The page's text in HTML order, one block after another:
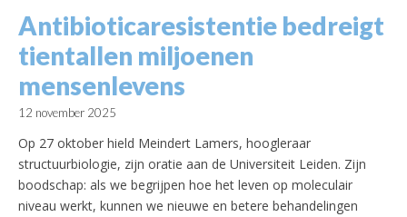
Antibioticaresistentie bedreigt
tientallen miljoenen
mensenlevens
12 november 2025
Op 27 oktober hield Meindert Lamers, hoogleraar
structuurbiologie, zijn oratie aan de Universiteit Leiden. Zijn
boodschap: als we begrijpen hoe het leven op moleculair
niveau werkt, kunnen we nieuwe en betere behandelingen